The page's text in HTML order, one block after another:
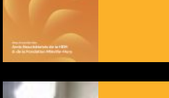
NOUS UTILISONS DES COOKIES
En poursuivant votre navigation
consentez à l’utilisation de
votre disposition et renseigner